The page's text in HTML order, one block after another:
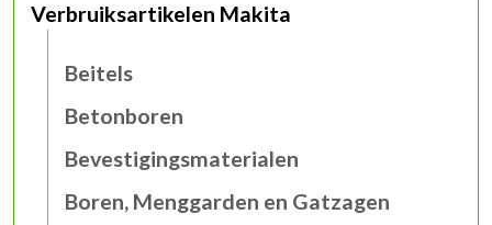
Verbruiksartikelen Makita
Beitels
Betonboren
Bevestigingsmaterialen
Boren, Menggarden en Gatzagen